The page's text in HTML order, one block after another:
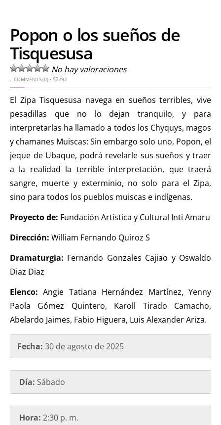
Popon o los sueños de
Tisquesusa
No hay valoraciones
..COMMENTS (0)• 292
El Zipa Tisquesusa navega en sueños terribles, vive
pesadillas que no lo dejan tranquilo, y para
interpretarlas ha llamado a todos los Chyquys, magos
y chamanes Muiscas: Sin embargo solo uno, Popon, el
jeque de Ubaque, podrá revelarle sus sueños y traer
a la realidad la terrible interpretación, que traerá
sangre, muerte y exterminio, no solo para el Zipa,
sino para todos los pueblos muiscas e indígenas.
Proyecto de: Fundación Artística y Cultural Inti Amaru
Dirección: William Fernando Quiroz S
Dramaturgia: Fernando Gonzales Cajiao y Oswaldo
Diaz Diaz
Elenco:Angie Tatiana Hernández Martínez, Yenny
Paola Gómez Quintero, Karoll Tirado Camacho,
Abelardo Jaimes, Fabio Higuera, Luis Alexander Ariza.
Fecha: 30 de agosto de 2025
Día: Sábado
Hora: 2:30 p. m.